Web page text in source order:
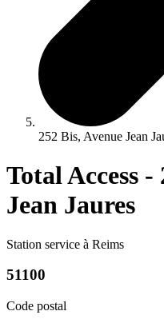
252 Bis, Avenue Jean
Total Access -
Jean Jaures
Station service à Reims
51100
Code postal